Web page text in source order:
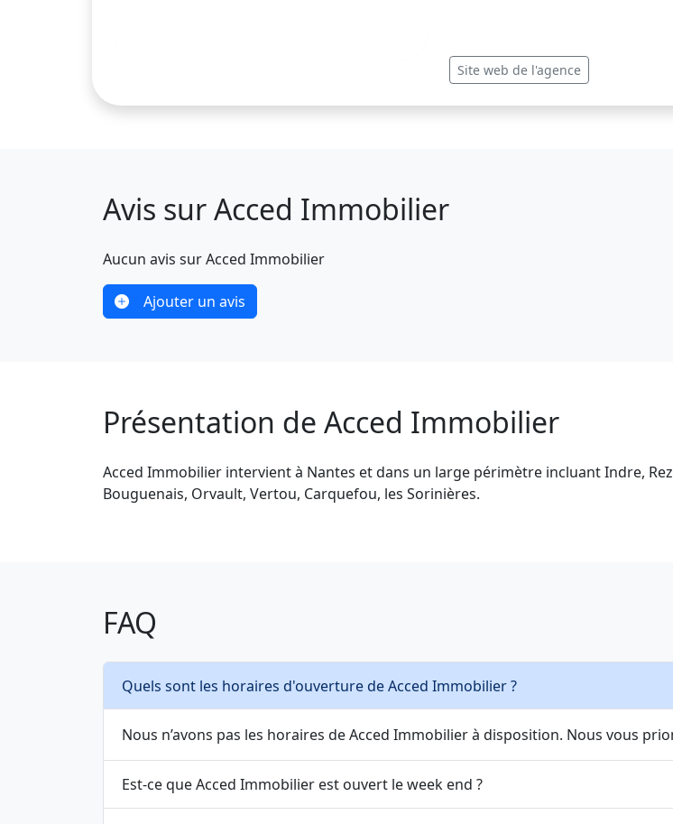
Site web de l'agence
Avis sur Acced Immobilier
Aucun avis sur Acced Immobilier
Ajouter un avis
Présentation de Acced Immobilier
Acced Immobilier intervient à Nantes et dans un large périmètre incluant Indre,
Bouguenais, Orvault, Vertou, Carquefou, les Sorinières.
FAQ
Quels sont les horaires d'ouverture de Acced Immobilier ?
Nous n’avons pas les horaires de Acced Immobilier à disposition. Nous vous
Est-ce que Acced Immobilier est ouvert le week end ?